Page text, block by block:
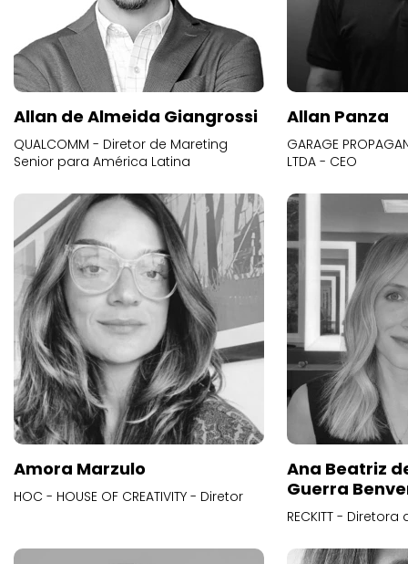
Allan de Almeida Giangrossi
QUALCOMM - Diretor de Mareting
Senior para América Latina
Allan Panza
GARAGE
LTDA - CEO
Amora Marzulo
HOC - HOUSE OF CREATIVITY - Diretor
Ana Beatriz
Guerra
RECKITT -